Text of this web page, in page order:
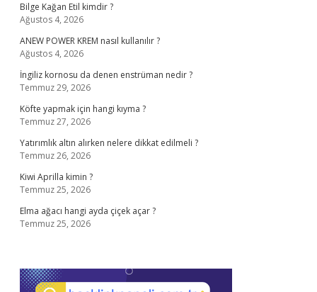
Bilge Kağan Etil kimdir ?
Ağustos 4, 2026
ANEW POWER KREM nasıl kullanılır ?
Ağustos 4, 2026
İngiliz kornosu da denen enstrüman nedir ?
Temmuz 29, 2026
Köfte yapmak için hangi kıyma ?
Temmuz 27, 2026
Yatırımlık altın alırken nelere dikkat edilmeli ?
Temmuz 26, 2026
Kiwi Aprilla kimin ?
Temmuz 25, 2026
Elma ağacı hangi ayda çiçek açar ?
Temmuz 25, 2026